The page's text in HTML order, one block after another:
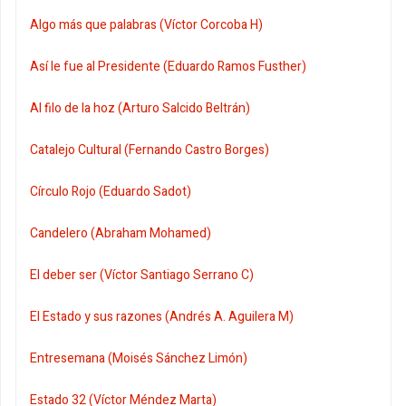
Algo más que palabras (Víctor Corcoba H)
Así le fue al Presidente (Eduardo Ramos Fusther)
Al filo de la hoz (Arturo Salcido Beltrán)
Catalejo Cultural (Fernando Castro Borges)
Círculo Rojo (Eduardo Sadot)
Candelero (Abraham Mohamed)
El deber ser (Víctor Santiago Serrano C)
El Estado y sus razones (Andrés A. Aguilera M)
Entresemana (Moisés Sánchez Limón)
Estado 32 (Víctor Méndez Marta)